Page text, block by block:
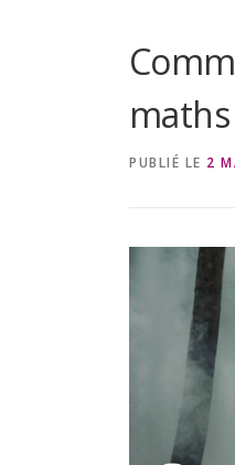
PUBLIÉ LE 2